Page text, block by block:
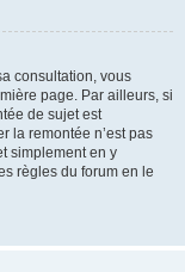
consultation, vous
page. Par ailleurs, si
de sujet est
la remontée n’est pas
simplement en y
règles du forum en le